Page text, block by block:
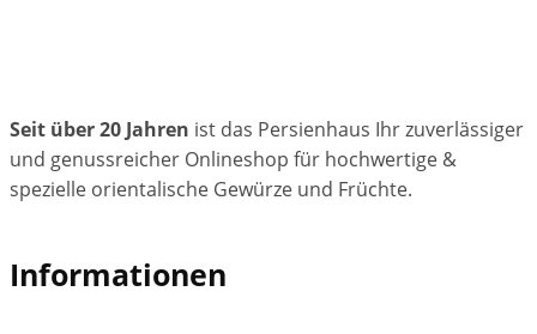
Seit über 20 Jahren ist das Persienhaus Ihr zuverlässiger
und genussreicher Onlineshop für hochwertige &
spezielle orientalische Gewürze und Früchte.
Informationen